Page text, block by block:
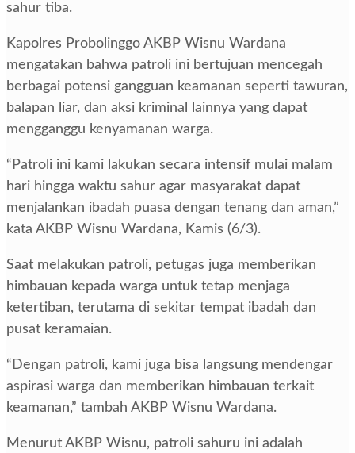
sahur tiba.
Kapolres Probolinggo AKBP Wisnu Wardana
mengatakan bahwa patroli ini bertujuan mencegah
berbagai potensi gangguan keamanan seperti tawuran,
balapan liar, dan aksi kriminal lainnya yang dapat
mengganggu kenyamanan warga.
“Patroli ini kami lakukan secara intensif mulai malam
hari hingga waktu sahur agar masyarakat dapat
menjalankan ibadah puasa dengan tenang dan aman,”
kata AKBP Wisnu Wardana, Kamis (6/3).
Saat melakukan patroli, petugas juga memberikan
himbauan kepada warga untuk tetap menjaga
ketertiban, terutama di sekitar tempat ibadah dan
pusat keramaian.
“Dengan patroli, kami juga bisa langsung mendengar
aspirasi warga dan memberikan himbauan terkait
keamanan,” tambah AKBP Wisnu Wardana.
Menurut AKBP Wisnu, patroli sahuru ini adalah